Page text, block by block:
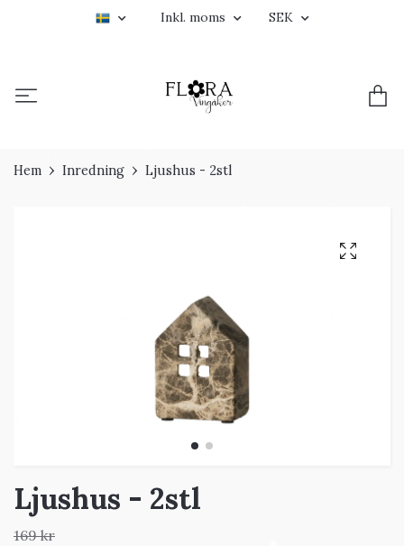
Inkl. moms SEK
Hem Inredning Ljushus - 2stl
Ljushus - 2stl
169 kr